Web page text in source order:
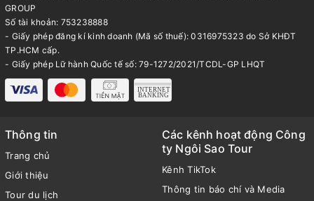
GROUP
Số tài khoản: 753238888
- Giấy phép đăng kí kinh doanh (Mã số thuế): 0316975323 do Sở KHĐT
TP.HCM cấp.
- Giấy phép Lữ hành Quốc tế số: 79-1272/2021/TCDL-GP LHQT
Thông tin
Trang chủ
Giới thiệu
Tour du lịch
Các kênh hoạt động Công
ty Ngôi Sao Tour
Kênh TikTok
Thông tin báo chí và Media